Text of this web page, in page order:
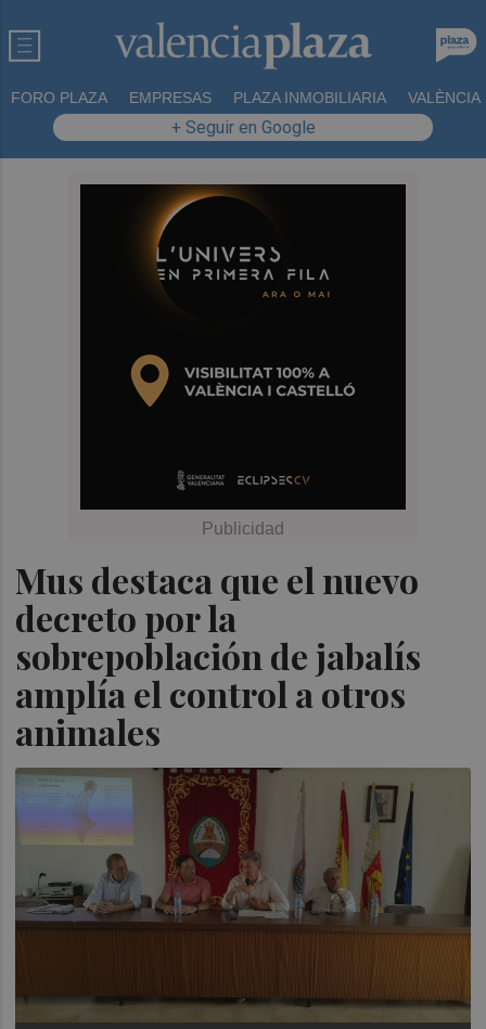
FORO PLAZA EMPRESAS PLAZA INMOBILIARIA VALÈNCIA
+ Seguir en Google
Mus destaca que el nuevo
decreto por la
sobrepoblación de jabalís
amplía el control a otros
animales